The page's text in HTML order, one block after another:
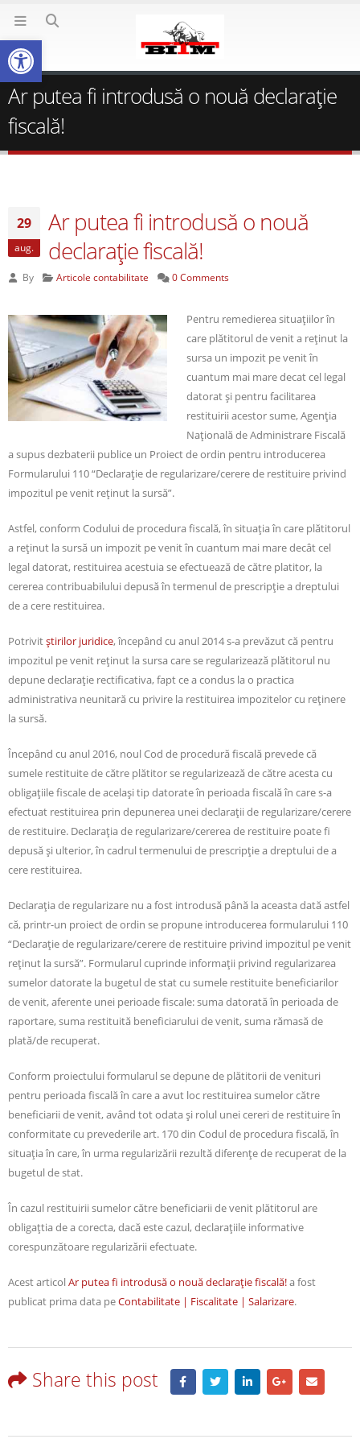
Ar putea fi introdusă o nouă declaraţie
fiscală!
29
aug.
Ar putea fi introdusă o nouă
declaraţie fiscală!
By Articole contabilitate 0 Comments
Pentru remedierea situaţiilor în
care plătitorul de venit a reţinut la
sursa un impozit pe venit în
cuantum mai mare decat cel legal
datorat şi pentru facilitarea
restituirii acestor sume, Agenţia
Naţională de Administrare Fiscală
a supus dezbaterii publice un Proiect de ordin pentru introducerea
Formularului 110 “Declaraţie de regularizare/cerere de restituire privind
impozitul pe venit reţinut la sursă”.
Astfel, conform Codului de procedura fiscală, în situaţia în care plătitorul
a reţinut la sursă un impozit pe venit în cuantum mai mare decât cel
legal datorat, restituirea acestuia se efectuează de către platitor, la
cererea contribuabilului depusă în termenul de prescripţie a dreptului
de a cere restituirea.
Potrivitştirilor juridice, începând cu anul 2014 s-a prevăzut că pentru
impozitul pe venit reţinut la sursa care se regularizează plătitorul nu
depune declaraţie rectificativa, fapt ce a condus la o practica
administrativa neunitară cu privire la restituirea impozitelor cu reţinere
la sursă.
Începând cu anul 2016, noul Cod de procedură fiscală prevede că
sumele restituite de către plătitor se regularizează de către acesta cu
obligaţiile fiscale de acelaşi tip datorate în perioada fiscală în care s-a
efectuat restituirea prin depunerea unei declaraţii de regularizare/cerere
de restituire. Declaraţia de regularizare/cererea de restituire poate fi
depusă şi ulterior, în cadrul termenului de prescripţie a dreptului de a
cere restituirea.
Declaraţia de regularizare nu a fost introdusă până la aceasta dată astfel
că, printr-un proiect de ordin se propune introducerea formularului 110
“Declaraţie de regularizare/cerere de restituire privind impozitul pe venit
reţinut la sursă”. Formularul cuprinde informaţii privind regularizarea
sumelor datorate la bugetul de stat cu sumele restituite beneficiarilor
de venit, aferente unei perioade fiscale: suma datorată în perioada de
raportare, suma restituită beneficiarului de venit, suma rămasă de
plată/de recuperat.
Conform proiectului formularul se depune de plătitorii de venituri
pentru perioada fiscală în care a avut loc restituirea sumelor către
beneficiarii de venit, având tot odata şi rolul unei cereri de restituire în
conformitate cu prevederile art. 170 din Codul de procedura fiscală, în
situaţia în care, în urma regularizării rezultă diferenţe de recuperat de la
bugetul de stat.
În cazul restituirii sumelor către beneficiarii de venit plătitorul are
obligaţtia de a corecta, dacă este cazul, declaraţiile informative
corespunzătoare regularizării efectuate.
Acest articolAr putea fi introdusă o nouă declaraţie fiscală!a fost
publicat prima data peContabilitate | Fiscalitate | Salarizare.
Share this post
Deschide bara de unelte